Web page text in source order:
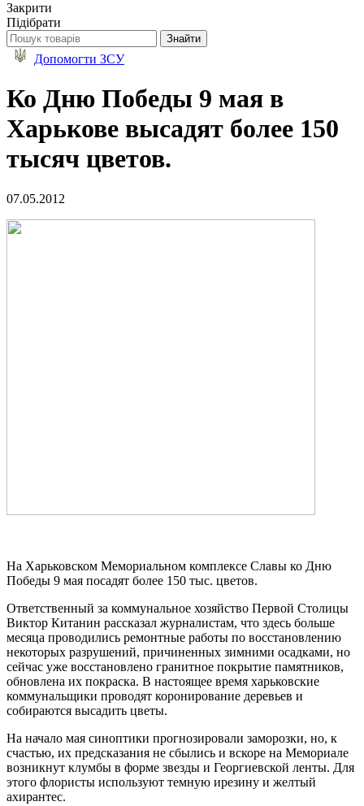
Закрити
Підібрати
Допомогти ЗСУ
Ко Дню Победы 9 мая в
Харькове высадят более 150
тысяч цветов.
07.05.2012
На Харьковском Мемориальном комплексе Славы ко Дню
Победы 9 мая посадят более 150 тыс. цветов.
Ответственный за коммунальное хозяйство Первой Столицы
Виктор Китанин рассказал журналистам, что здесь больше
месяца проводились ремонтные работы по восстановлению
некоторых разрушений, причиненных зимними осадками, но
сейчас уже восстановлено гранитное покрытие памятников,
обновлена их покраска. В настоящее время харьковские
коммунальщики проводят коронирование деревьев и
собираются высадить цветы.
На начало мая синоптики прогнозировали заморозки, но, к
счастью, их предсказания не сбылись и вскоре на Мемориале
возникнут клумбы в форме звезды и Георгиевской ленты. Для
этого флористы используют темную ирезину и желтый
ахирантес.